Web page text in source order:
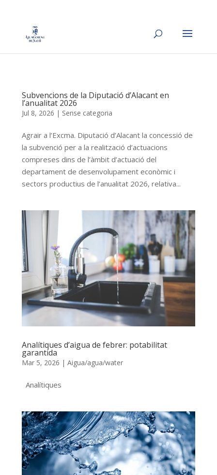
Subvencions de la Diputació d’Alacant en
l’anualitat 2026
Jul 8, 2026 | Sense categoria
Agrair a l’Excma. Diputació d’Alacant la concessió de
la subvenció per a la realització d’actuacions
compreses dins de l’àmbit d’actuació del
departament de desenvolupament econòmic i
sectors productius de l’anualitat 2026, relativa...
Analítiques d’aigua de febrer: potabilitat
garantida
Mar 5, 2026 | Aigua/agua/water
Analítiques